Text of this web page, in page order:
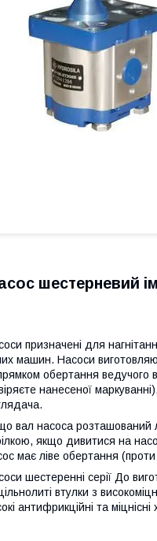
шестерневий
призначені для
машин. Насоси
обертання ведучого
нанесеної
вал насоса розташований
якщо дивитися на
має ліве обертання
шестеренні серії До
втулки з
антифрикційні та